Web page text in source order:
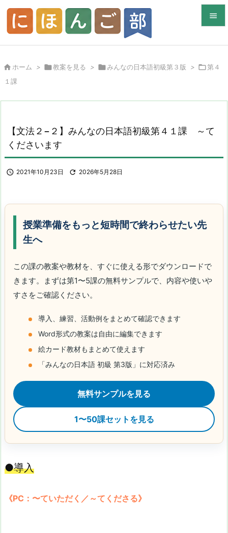

メニュ

前へ
 ホーム > 教案を見る > みんなの日本語初級第３版 > 第４
１課
【文法２−２】みんなの日本語初級第４１課 ～て
くださいます
 2021年10月23日  2026年5月28日
授業準備をもっと短時間で終わらせたい先
生へ
この課の教案や教材を、すぐに使える形でダウンロードで
きます。まずは第1〜5課の無料サンプルで、内容や使いや
すさをご確認ください。
導入、練習、活動例をまとめて確認できます
Word形式の教案は自由に編集できます
絵カード教材もまとめて使えます
「みんなの日本語 初級 第3版」に対応済み
無料サンプルを見る
1〜50課セットを見る
●導入
《PC：〜ていただく／～てくださる》